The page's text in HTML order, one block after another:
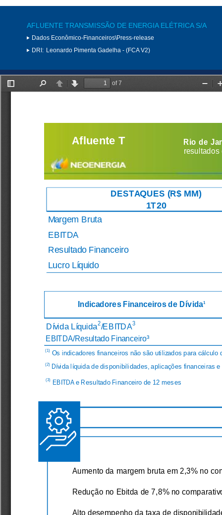
AFLUENTE TRANSMISSÃO DE ENERGIA ELÉTRICA S/A
Dados Econômico-Financeiros\Press-release
DRI: Leonardo Pimenta Gadelha - (FCA V2)